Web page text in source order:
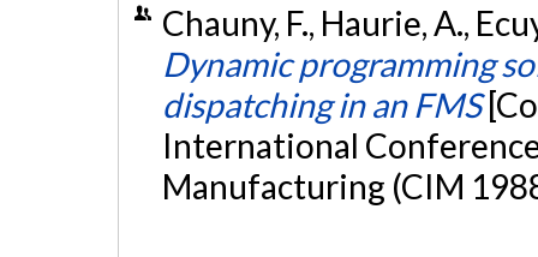
Chauny, F., Haurie, A.,
Dynamic programming
dispatching in an FMS
International
Manufacturing (CIM